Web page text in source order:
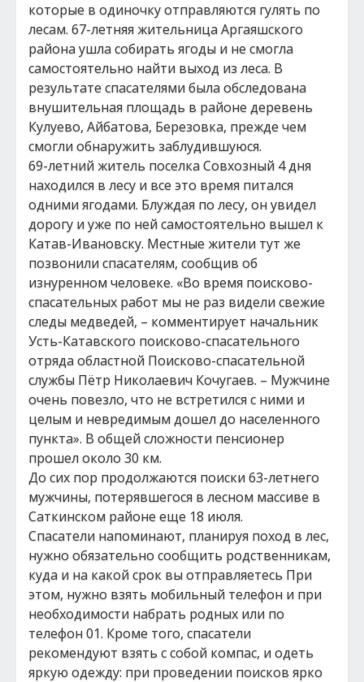
которые в одиночку отправляются гулять по
лесам. 67-летняя жительница Аргаяшского
района ушла собирать ягоды и не смогла
самостоятельно найти выход из леса. В
результате спасателями была обследована
внушительная площадь в районе деревень
Кулуево, Айбатова, Березовка, прежде чем
смогли обнаружить заблудившуюся.
69-летний житель поселка Совхозный 4 дня
находился в лесу и все это время питался
одними ягодами. Блуждая по лесу, он увидел
дорогу и уже по ней самостоятельно вышел к
Катав-Ивановску. Местные жители тут же
позвонили спасателям, сообщив об
изнуренном человеке. «Во время поисково-
спасательных работ мы не раз видели свежие
следы медведей, – комментирует начальник
Усть-Катавского поисково-спасательного
отряда областной Поисково-спасательной
службы Пётр Николаевич Кочугаев. – Мужчине
очень повезло, что не встретился с ними и
целым и невредимым дошел до населенного
пункта». В общей сложности пенсионер
прошел около 30 км.
До сих пор продолжаются поиски 63-летнего
мужчины, потерявшегося в лесном массиве в
Саткинском районе еще 18 июля.
Спасатели напоминают, планируя поход в лес,
нужно обязательно сообщить родственникам,
куда и на какой срок вы отправляетесь При
этом, нужно взять мобильный телефон и при
необходимости набрать родных или по
телефон 01. Кроме того, спасатели
рекомендуют взять с собой компас, и одеть
яркую одежду: при проведении поисков ярко